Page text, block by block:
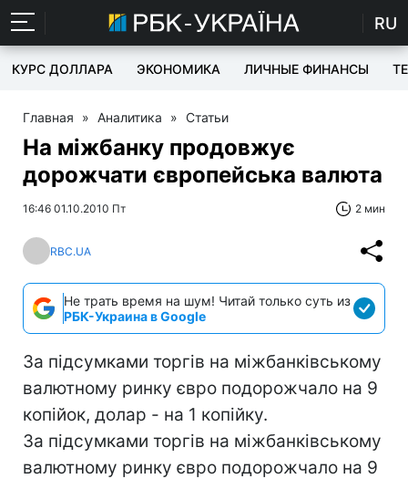
RU
КУРС ДОЛЛАРА ЭКОНОМИКА ЛИЧНЫЕ ФИНАНСЫ
Главная » Аналитика » Статьи
На міжбанку продовжує
дорожчати європейська валюта
16:46 01.10.2010 Пт 2 мин
RBC.UA
Не трать время на шум! Читай только суть из
РБК-Украина в Google
За підсумками торгів на міжбанківському
валютному ринку євро подорожчало на 9
копійок, долар - на 1 копійку.
За підсумками торгів на міжбанківському
валютному ринку євро подорожчало на 9